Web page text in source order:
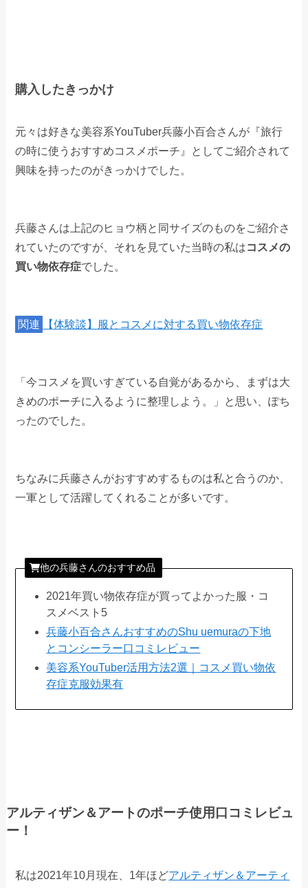
購入したきっかけ
元々は好きな美容系YouTuber兵藤小百合さんが『旅行
の時に使うおすすめコスメポーチ』としてご紹介されて
興味を持ったのがきっかけでした。
兵藤さんは上記のヒョウ柄と同サイズのものをご紹介さ
れていたのですが、それを見ていた当時の私はコスメの
買い物依存症でした。
関連 【体験談】服とコスメに対する買い物依存症
「今コスメを買いすぎている自覚があるから、まずは大
きめのポーチに入るように整理しよう。」と思い、ぽち
ったのでした。
ちなみに兵藤さんがおすすめするものは私と合うのか、
一軍として活躍してくれることが多いです。
他の兵藤さんのおすすめ品
2021年買い物依存症が買ってよかった服・コ
スメベスト5
兵藤小百合さんおすすめのShu uemuraの下地
とコンシーラー口コミレビュー
美容系YouTuber活用方法2選｜コスメ買い物依
存症克服効果有
アルティザン＆アートのポーチ使用口コミレビュ
ー！
私は2021年10月現在、1年ほどアルティザン＆アーティ